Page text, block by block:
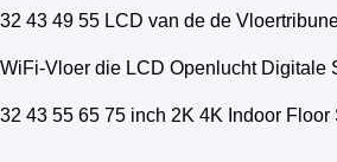
32 43 49 55 LCD van de de
WiFi-Vloer die LCD Openlucht Digitale
32 43 55 65 75 inch 2K 4K Indoor